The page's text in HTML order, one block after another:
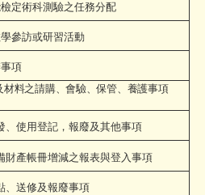
定術科測驗之任務分配
參訪或研習活動
項
材料之請購、會驗、保管、養護事項
、使用登記，報廢及其他事項
財產帳冊增減之報表與登入事項
、送修及報廢事項